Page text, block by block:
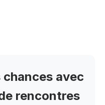
avec
rencontres